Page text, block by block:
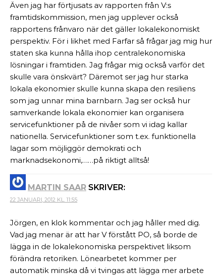
Även jag har förtjusats av rapporten från V:s
framtidskommission, men jag upplever också
rapportens frånvaro när det gäller lokalekonomiskt
perspektiv. För i likhet med Farfar så frågar jag mig hur
staten ska kunna hålla ihop centralekonomiska
lösningar i framtiden. Jag frågar mig också varför det
skulle vara önskvärt? Däremot ser jag hur starka
lokala ekonomier skulle kunna skapa den resiliens
som jag unnar mina barnbarn. Jag ser också hur
samverkande lokala ekonomier kan organisera
servicefunktioner på de nivåer som vi idag kallar
nationella. Servicefunktioner som t.ex. funktionella
lagar som möjliggör demokrati och
marknadsekonomi,……på riktigt alltså!
MARTIN SAAR SKRIVER:
22 JANUARI, 2012 KL. 11:55
Jörgen, en klok kommentar och jag håller med dig.
Vad jag menar är att har V förstått PO, så borde de
lägga in de lokalekonomiska perspektivet liksom
förändra retoriken. Lönearbetet kommer per
automatik minska då vi tvingas att lägga mer arbete